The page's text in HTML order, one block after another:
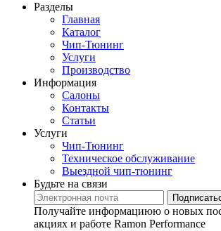
Разделы
Главная
Каталог
Чип-Тюнинг
Услуги
Производство
Информация
Салоны
Контакты
Статьи
Услуги
Чип-Тюнинг
Техническое обслуживание
Выездной чип-тюнинг
Будьте на связи
Получайте информациюю о новых
акциях и работе Ramon Performance